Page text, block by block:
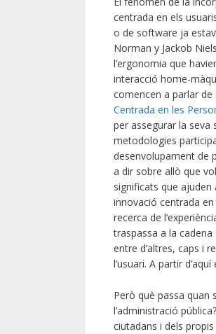
centrada en els
o de software ja
Norman y Jackob
l’ergonomia que
interacció home-
comencen a parlar de
Centrada en les
per assegurar la seva
metodologies
desenvolupament de
a dir sobre allò que
significats que
innovació centrada
recerca de
traspassa a la
entre d’altres, caps i
l’usuari. A partir
Però què passa quan
l’administració
ciutadans i dels